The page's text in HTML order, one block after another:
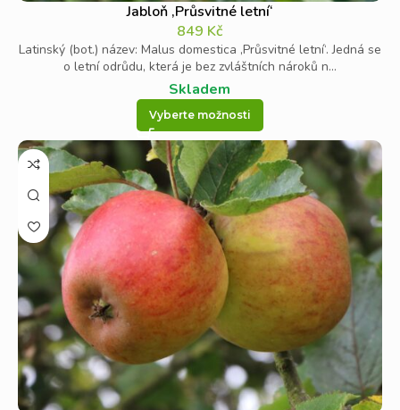
Jabloň ‚Průsvitné letní‘
849 Kč
Latinský (bot.) název: Malus domestica ‚Průsvitné letní‘. Jedná se
o letní odrůdu, která je bez zvláštních nároků n...
Skladem
Vyberte možnosti